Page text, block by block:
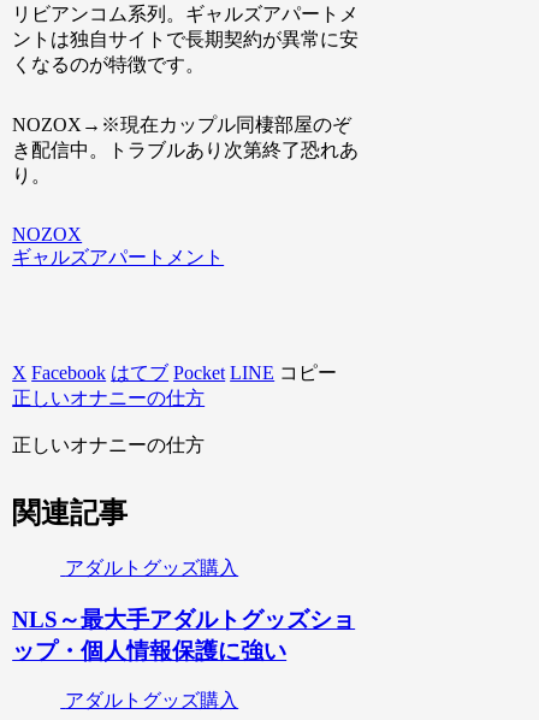
リビアンコム系列。ギャルズアパートメ
ントは独自サイトで長期契約が異常に安
くなるのが特徴です。
NOZOX→ ※現在カップル同棲部屋のぞ
き配信中。トラブルあり次第終了恐れあ
り。
NOZOX
ギャルズアパートメント
X Facebook はてブ Pocket LINE コピー
正しいオナニーの仕方
正しいオナニーの仕方
関連記事
アダルトグッズ購入
NLS～最大手アダルトグッズショ
ップ・個人情報保護に強い
アダルトグッズ購入